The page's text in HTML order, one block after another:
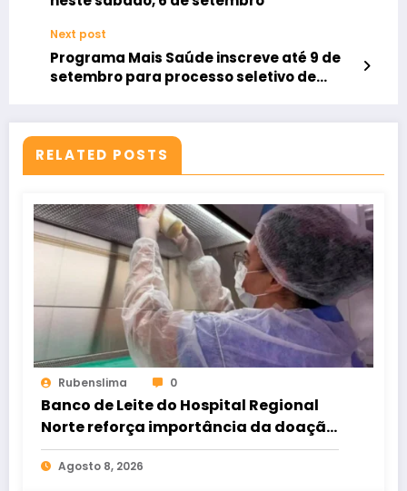
Next post
Programa Mais Saúde inscreve até 9 de
setembro para processo seletivo de
RELATED POSTS
Rubenslima 0
Banco de Leite do Hospital Regional
Norte reforça importância da doação
para atender bebês internados
Agosto 8, 2026